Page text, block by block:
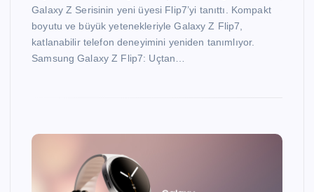
Galaxy Z Serisinin yeni üyesi Flip7’yi tanıttı. Kompakt
boyutu ve büyük yetenekleriyle Galaxy Z Flip7,
katlanabilir telefon deneyimini yeniden tanımlıyor.
Samsung Galaxy Z Flip7: Uçtan…